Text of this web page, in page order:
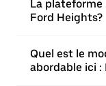
La plateforme
Ford Heights?
Quel est le
abordable ici :